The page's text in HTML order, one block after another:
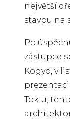
největší
stavbu na
Po
zástupce
Kogyo, v
Tokiu,